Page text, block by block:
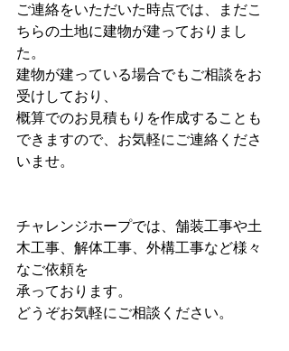
ご連絡をいただいた時点では、まだこ
ちらの土地に建物が建っておりまし
た。
建物が建っている場合でもご相談をお
受けしており、
概算でのお見積もりを作成することも
できますので、お気軽にご連絡くださ
いませ。
チャレンジホープでは、舗装工事や土
木工事、解体工事、外構工事など様々
なご依頼を
承っております。
どうぞお気軽にご相談ください。